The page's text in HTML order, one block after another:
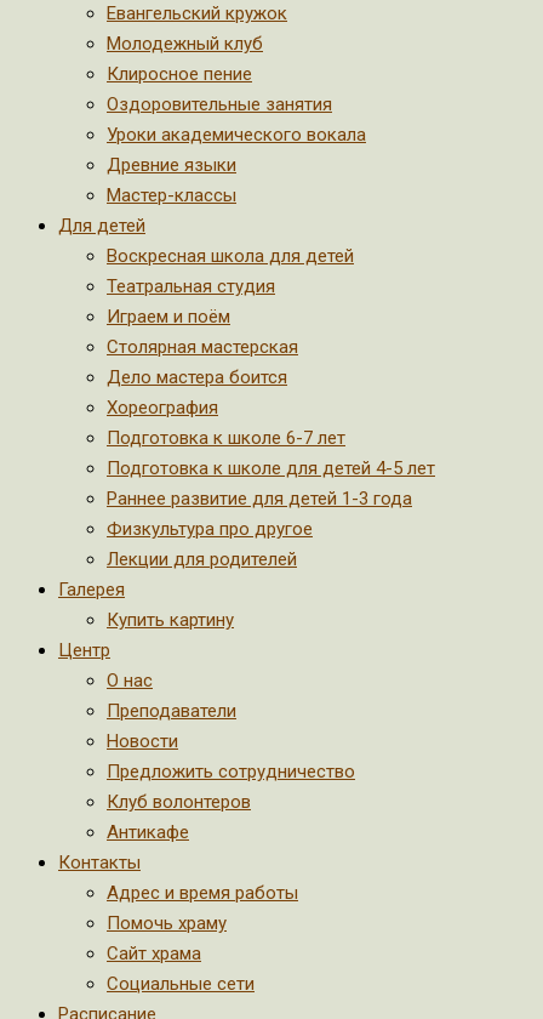
Евангельский кружок
Молодежный клуб
Клиросное пение
Оздоровительные занятия
Уроки академического вокала
Древние языки
Мастер-классы
Для детей
Воскресная школа для детей
Театральная студия
Играем и поём
Столярная мастерская
Дело мастера боится
Хореография
Подготовка к школе 6-7 лет
Подготовка к школе для детей 4-5 лет
Раннее развитие для детей 1-3 года
Физкультура про другое
Лекции для родителей
Галерея
Купить картину
Центр
О нас
Преподаватели
Новости
Предложить сотрудничество
Клуб волонтеров
Антикафе
Контакты
Адрес и время работы
Помочь храму
Сайт храма
Социальные сети
Расписание